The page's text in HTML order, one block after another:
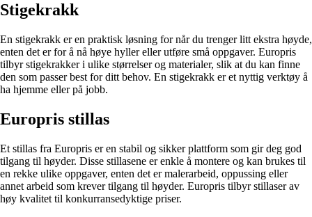
Stigekrakk
En stigekrakk er en praktisk løsning for når du trenger litt ekstra høyde,
enten det er for å nå høye hyller eller utføre små oppgaver. Europris
tilbyr stigekrakker i ulike størrelser og materialer, slik at du kan finne
den som passer best for ditt behov. En stigekrakk er et nyttig verktøy å
ha hjemme eller på jobb.
Europris stillas
Et stillas fra Europris er en stabil og sikker plattform som gir deg god
tilgang til høyder. Disse stillasene er enkle å montere og kan brukes til
en rekke ulike oppgaver, enten det er malerarbeid, oppussing eller
annet arbeid som krever tilgang til høyder. Europris tilbyr stillaser av
høy kvalitet til konkurransedyktige priser.